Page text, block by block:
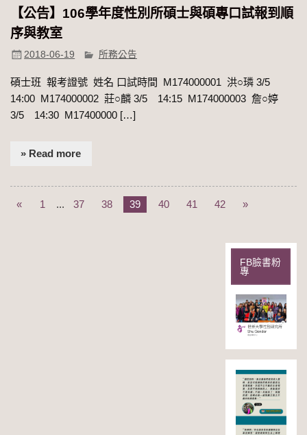
【公告】106學年度性別所碩士與碩專口試報到順
序與教室
2018-06-19 所務公告
碩士班 報考證號 姓名 口試時間 M174000001 洪○璘 3/5
14:00 M174000002 莊○麟 3/5 14:15 M174000003 詹○婷
3/5 14:30 M17400000 […]
» Read more
« 1 ... 37 38 39 40 41 42 »
FB臉書粉
專